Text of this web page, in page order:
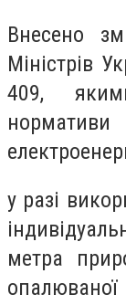
Внесено
Міністрів
409,
у разі
метра